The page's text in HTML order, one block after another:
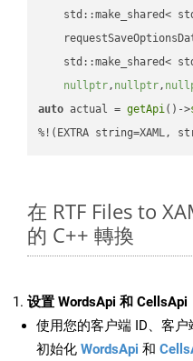
std::make_shared<
std::make_shared<
nullptr, nullptr,
auto actual = getApi()->
%!(EXTRA string=XAML,
在 RTF Files to
的 C++ 轉換
设置 WordsApi 和 CellsApi
使用您的客户端 ID、客
初始化 WordsApi 和